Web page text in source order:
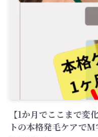
【1か月でここまで変
トの本格発毛ケアで